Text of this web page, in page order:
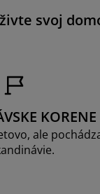
svoj
KORENE
ale